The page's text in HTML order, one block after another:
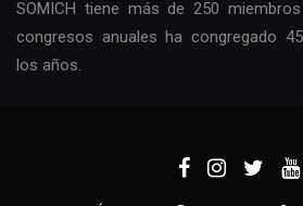
SOMICH tiene más de 250
congresos anuales ha congregado
los años.